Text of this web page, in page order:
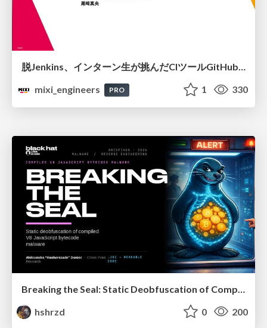
脱Jenkins、インターン生が挑んだCIツールGitHubActions移行
mixi_engineers
PRO 1 330
hshrzd
0 200